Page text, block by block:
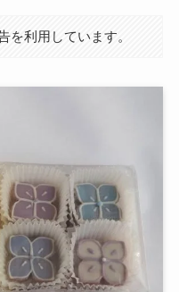
を利用しています。